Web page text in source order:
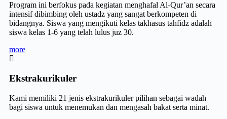
Program ini berfokus pada kegiatan menghafal Al-Qur’an secara
intensif dibimbing oleh ustadz yang sangat berkompeten di
bidangnya. Siswa yang mengikuti kelas takhasus tahfidz adalah
siswa kelas 1-6 yang telah lulus juz 30.
more
Ekstrakurikuler
Kami memiliki 21 jenis ekstrakurikuler pilihan sebagai wadah
bagi siswa untuk menemukan dan mengasah bakat serta minat.